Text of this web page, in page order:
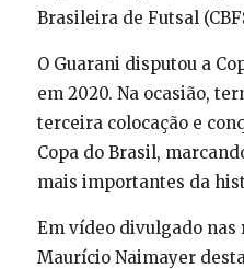
Brasileira de Futsal
O Guarani disputou a
em 2020. Na ocasião,
terceira colocação e
Copa do Brasil,
mais importantes da
Em vídeo divulgado nas
Maurício Naimayer